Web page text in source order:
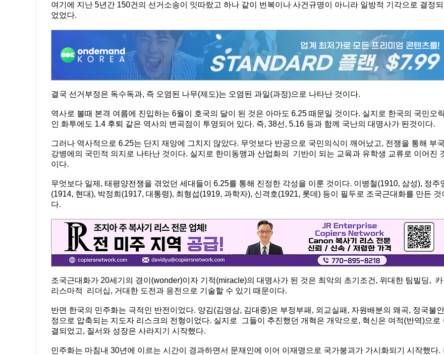
여기에 지난 5년간 150건의 선거소송이 잇따랐고 하나 같이 번복이나 사건규명이 아니라 일방적 기각으로 결정되
었었다.
결국 선거부정은 독수독과, 즉 오염된 나무(제도)는 오염된 과일(과정)으로 나타난 것이다.
역사로 볼때 본격 여름에 진입하는 6월이 호국의 달이 된 것은 아마도 6.25 때문일 것이다. 실지로 한국의 국민오
인 화투에도 1.4 후퇴 같은 역사의 변곡점이 투영되어 있다. 즉, 38선, 5.16 등과 함께 국난의 대명사가 된것이다.
그러나 역사적으로 6.25는 단지 재앙에 그치지 않았다. 무엇보다 반공으로 국민의식이 깨어났고, 전쟁을 통해 부
강병에의 국민적 의지로 나타난 것이다. 실지로 한미동맹과 산업화의 기반이 되는 교육과 유학생 교류로 이어진
이다.
무엇보다 일제, 태평양전쟁을 겪었던 세대들이 6.25를 통해 진정한 각성을 이룬 것이다. 이병철(1910, 삼성), 정주
(1914, 현대), 박정희(1917, 대통령), 최형섭(1919, 과학자), 신격호(1921, 롯데) 등이 필두로 조국근대화를 만든 것
다.
조국근대화가 20세기의 경이(wonder)이자 기적(miracle)의 대명사가 된 것은 최악의 초기조건, 위대한 팀빌딩, 카
리스마적 리더십, 거대한 도전과 응전으로 기술할 수 있기 때문이다.
반면 한국의 민주화는 극적인 반전이었다. 양김(김영삼, 김대중)은 부정부패, 외교실패, 자원배분의 왜곡, 정국불안
정으로 압축되는 지도자 리스크의 전형이었다. 실지로 그들이 추진했던 개혁은 개악으로, 혁신은 여적(반역)으로
결되었고, 질서와 성장은 사라지기 시작했다.
민주화는 마침내 30년에 이르는 시간이 경과하면서 문재인에 이어 이재명으로 국가붕괴가 가시화되기 시작했다.